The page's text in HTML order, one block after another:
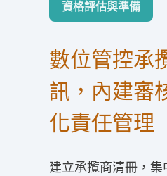
資格評估與準備
數位管控承
訊，內建審
化責任管理
建立承攬商清冊，集